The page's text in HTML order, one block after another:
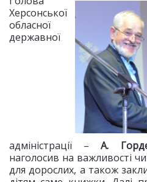
Херсонської
обласної
державної
адміністрації –А.
наголосив на важливості
для дорослих, а також